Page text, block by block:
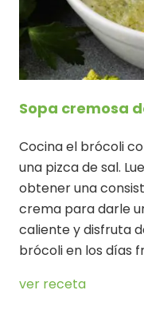
Sopa cremosa
Cocina el brócoli
una pizca de sal.
obtener una
crema para darle
caliente y disfruta
brócoli en los días
ver receta